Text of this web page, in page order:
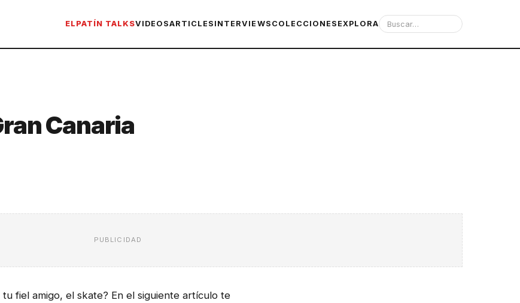
ELPATÍN TALKSVIDEOSARTICLES INTERVIEWS COLECCIONES EXPLORA
Canaria
PUBLICIDAD
fiel amigo, el skate? En el siguiente artículo te